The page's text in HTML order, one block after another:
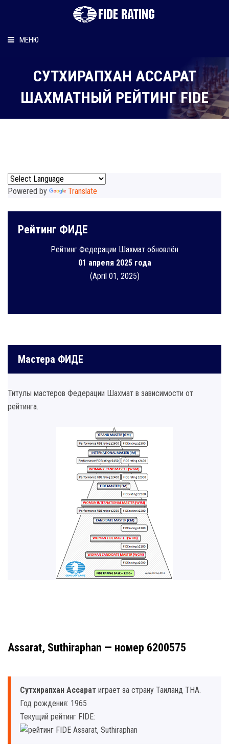
МЕНЮ
Рейтинг шахматиста
Персональный информер
СУТХИРАПХАН АССАРАТ
ШАХМАТНЫЙ РЕЙТИНГ FIDE
Powered by Translate
Рейтинг ФИДЕ
Рейтинг Федерации Шахмат обновлён
01 апреля 2025 года
(April 01, 2025)
Мастера ФИДЕ
Титулы мастеров Федерации Шахмат в зависимости от
рейтинга.
Assarat, Suthiraphan — номер 6200575
Сутхирапхан Ассарат играет за страну Таиланд THA.
Год рождения: 1965
Текущий рейтинг FIDE: